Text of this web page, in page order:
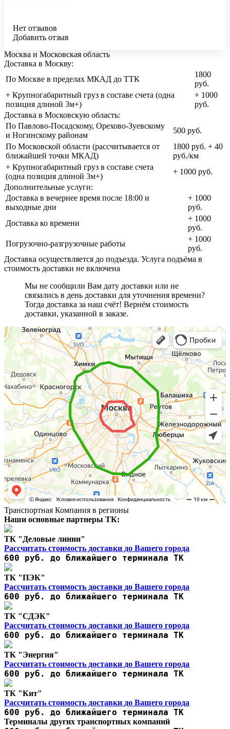
Нет отзывов
Добавить отзыв
Москва и Московская область
Доставка в Москву:
По Москве в пределах МКАД до ТТК
1800
руб.
+ Крупногабаритный груз в составе счета (одна
позиция длиной 3м+)
+ 1000
руб.
Доставка в Московскую область:
По Павлово-Посадскому, Орехово-Зуевскому
и Ногинскому районам
500 руб.
По Московской области (рассчитывается от
ближайшей точки МКАД)
1800 руб. + 40
руб./км
+ Крупногабаритный груз в составе счета
(одна позиция длиной 3м+)
+ 1000 руб.
Дополнительные услуги:
Доставка в вечернее время после 18:00 и
выходные дни
+ 1000
руб.
Доставка ко времени
+ 1000
руб.
Погрузочно-разгрузочные работы
+ 1000
руб.
Доставка осуществляется до подъезда. Услуга подъёма в
стоимость доставки не включена
Мы не сообщили Вам дату доставки или не
связались в день доставки для уточнения времени?
Тогда доставка за наш счёт! Вернём стоимость
доставки, указанной в заказе.
Транспортная Компания в регионы
Наши основные партнеры ТК:
ТК "Деловые линии"
Рассчитать стоимость доставки до Вашего города
600 руб. до ближайшего терминала ТК
ТК "ПЭК"
Рассчитать стоимость доставки до Вашего города
600 руб. до ближайшего терминала ТК
ТК "СДЭК"
Рассчитать стоимость доставки до Вашего города
600 руб. до ближайшего терминала ТК
ТК "Энергия"
Рассчитать стоимость доставки до Вашего города
600 руб. до ближайшего терминала ТК
ТК "Кит"
Рассчитать стоимость доставки до Вашего города
600 руб. до ближайшего терминала ТК
Терминалы других транспортных компаний